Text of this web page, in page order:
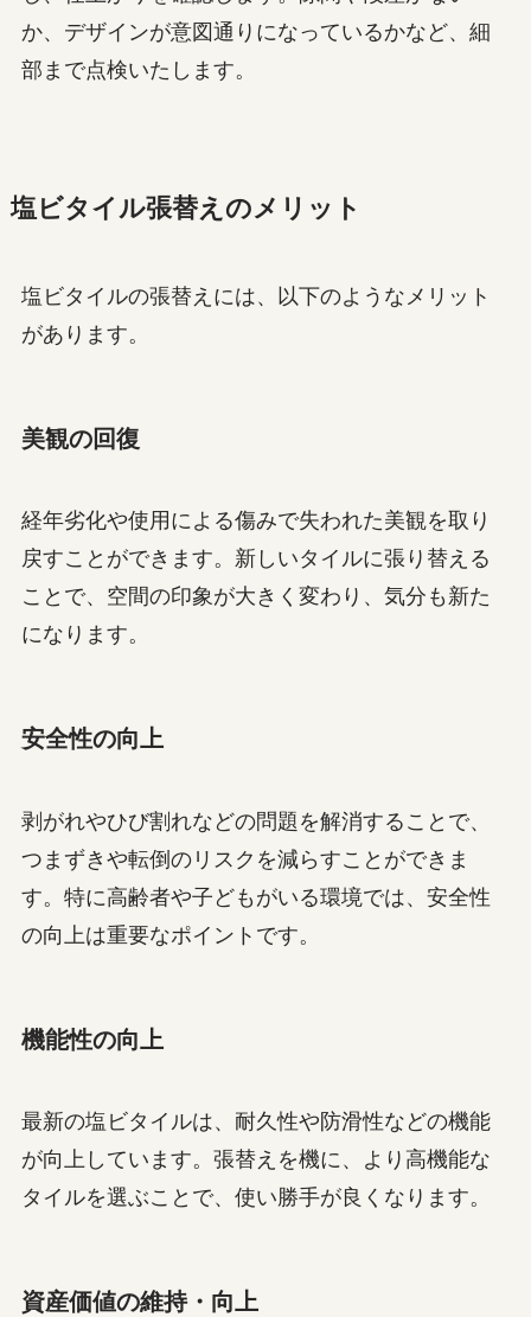
か、デザインが意図通りになっているかなど、細
部まで点検いたします。
塩ビタイル張替えのメリット
塩ビタイルの張替えには、以下のようなメリット
があります。
美観の回復
経年劣化や使用による傷みで失われた美観を取り
戻すことができます。新しいタイルに張り替える
ことで、空間の印象が大きく変わり、気分も新た
になります。
安全性の向上
剥がれやひび割れなどの問題を解消することで、
つまずきや転倒のリスクを減らすことができま
す。特に高齢者や子どもがいる環境では、安全性
の向上は重要なポイントです。
機能性の向上
最新の塩ビタイルは、耐久性や防滑性などの機能
が向上しています。張替えを機に、より高機能な
タイルを選ぶことで、使い勝手が良くなります。
資産価値の維持・向上